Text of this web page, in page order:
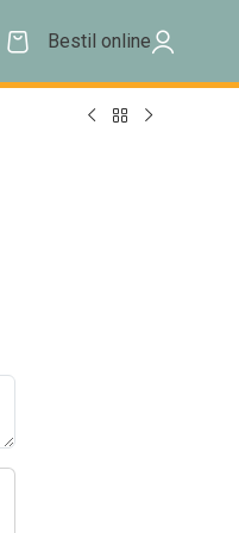
Bestil online